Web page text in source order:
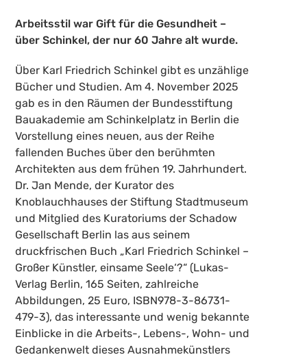
Arbeitsstil war Gift für die Gesundheit –
über Schinkel, der nur 60 Jahre alt wurde.
Über Karl Friedrich Schinkel gibt es unzählige
Bücher und Studien. Am 4. November 2025
gab es in den Räumen der Bundesstiftung
Bauakademie am Schinkelplatz in Berlin die
Vorstellung eines neuen, aus der Reihe
fallenden Buches über den berühmten
Architekten aus dem frühen 19. Jahrhundert.
Dr. Jan Mende, der Kurator des
Knoblauchhauses der Stiftung Stadtmuseum
und Mitglied des Kuratoriums der Schadow
Gesellschaft Berlin las aus seinem
druckfrischen Buch „Karl Friedrich Schinkel –
Großer Künstler, einsame Seele‘?“ (Lukas-
Verlag Berlin, 165 Seiten, zahlreiche
Abbildungen, 25 Euro, ISBN978-3-86731-
479-3), das interessante und wenig bekannte
Einblicke in die Arbeits-, Lebens-, Wohn- und
Gedankenwelt dieses Ausnahmekünstlers